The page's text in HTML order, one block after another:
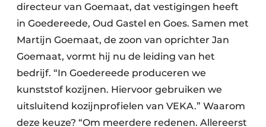
directeur van Goemaat, dat vestigingen heeft
in Goedereede, Oud Gastel en Goes. Samen met
Martijn Goemaat, de zoon van oprichter Jan
Goemaat, vormt hij nu de leiding van het
bedrijf. “In Goedereede produceren we
kunststof kozijnen. Hiervoor gebruiken we
uitsluitend kozijnprofielen van VEKA.” Waarom
deze keuze? “Om meerdere redenen. Allereerst